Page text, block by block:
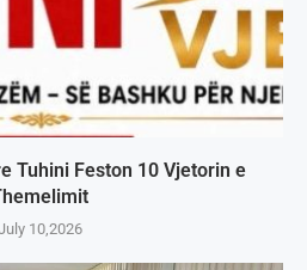
Tuhini Feston 10 Vjetorin e
10,2026